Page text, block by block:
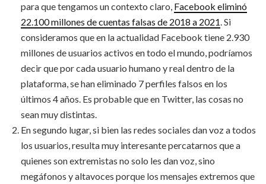
para que tengamos un contexto claro, Facebook eliminó
22.100 millones de cuentas falsas de 2018 a 2021. Si
consideramos que en la actualidad Facebook tiene 2.930
millones de usuarios activos en todo el mundo, podríamos
decir que por cada usuario humano y real dentro de la
plataforma, se han eliminado 7 perfiles falsos en los
últimos 4 años. Es probable que en Twitter, las cosas no
sean muy distintas.
En segundo lugar, si bien las redes sociales dan voz a todos
los usuarios, resulta muy interesante percatarnos que a
quienes son extremistas no solo les dan voz, sino
megáfonos y altavoces porque los mensajes extremos que